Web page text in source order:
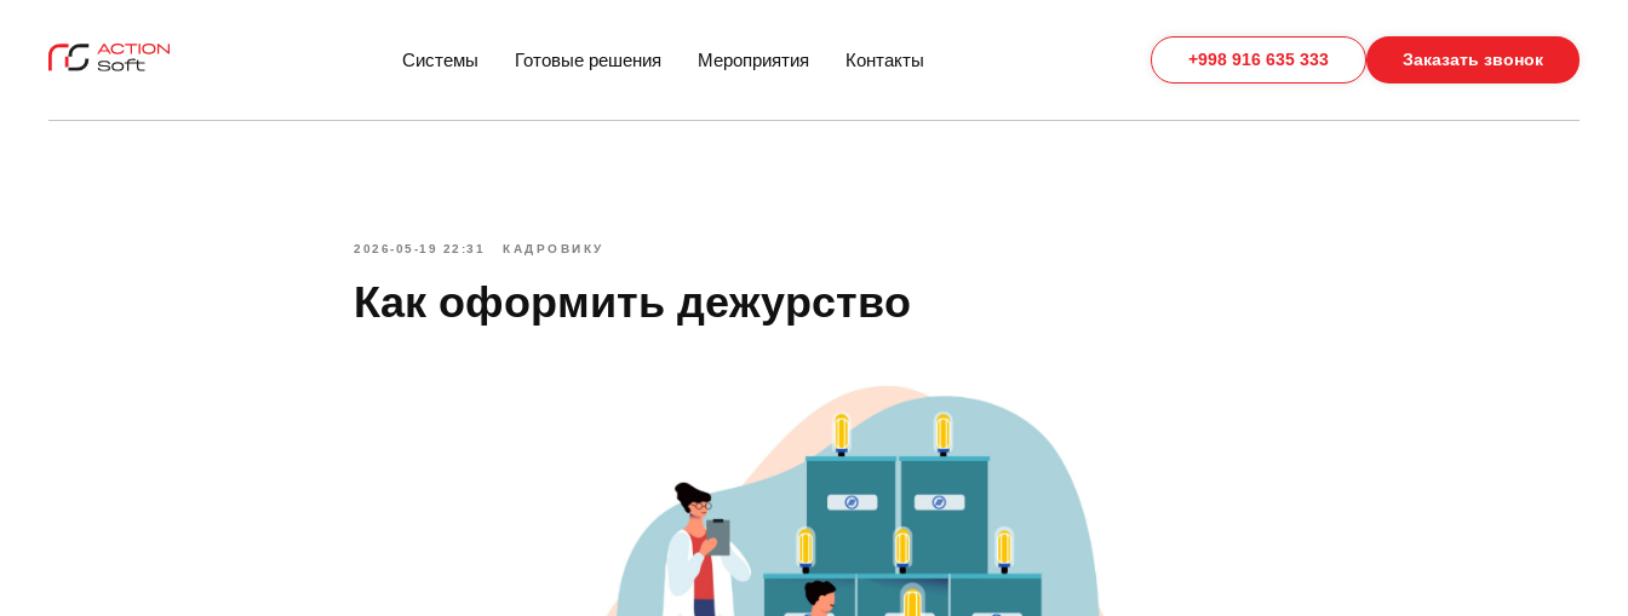
Системы Готовые решения Мероприятия Контакты +998 916 635 333 Заказать звонок
2026-05-19 22:31 КАДРОВИКУ
Как оформить дежурство